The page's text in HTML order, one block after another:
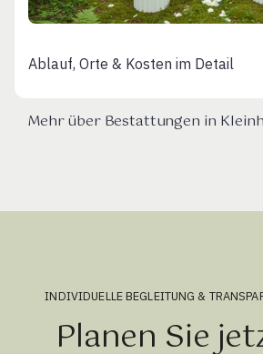
Ablauf, Orte & Kosten im Detail
Mehr über Bestattungen in
INDIVIDUELLE BEGLEITUNG &
Planen Sie